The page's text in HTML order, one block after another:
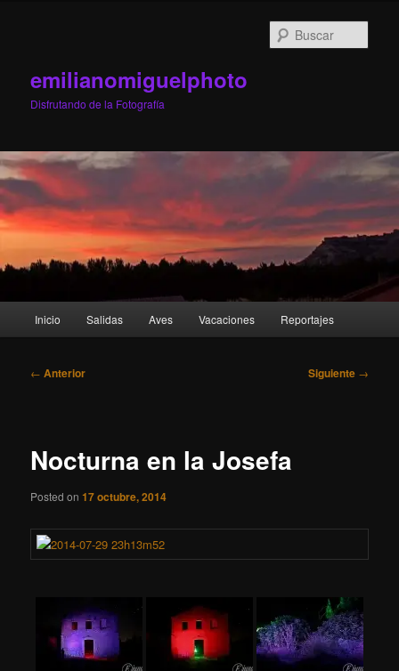
emilianomiguelphoto
Disfrutando de la Fotografía
Inicio Salidas Aves Vacaciones Reportajes
Navegación
← Anterior Siguiente →
Nocturna en la Josefa
Posted on17 octubre, 2014